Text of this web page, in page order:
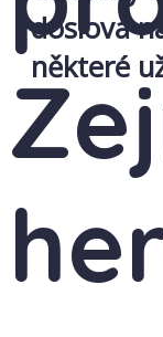
doslova
některé